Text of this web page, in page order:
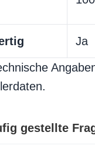
Ja
gestellte